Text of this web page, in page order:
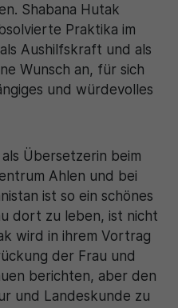
Shabana Hutak
Praktika im
Aushilfskraft und als
Wunsch an, für sich
und würdevolles
Übersetzerin beim
Ahlen und bei
ist so ein schönes
dort zu leben, ist nicht
wird in ihrem Vortrag
der Frau und
berichten, aber den
und Landeskunde zu